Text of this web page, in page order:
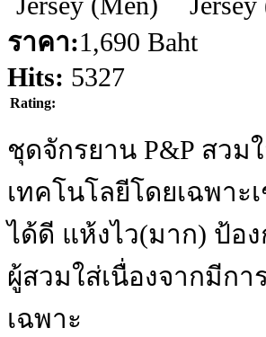
ราคา:1,690 Baht
Hits: 5327
Rating:
ชุดจักรยาน P&P สว
เทคโนโลยีโดยเฉพาะ
ได้ดี แห้งไว(มาก) ป้อ
ผู้สวมใส่เนื่องจากมีก
เฉพาะ